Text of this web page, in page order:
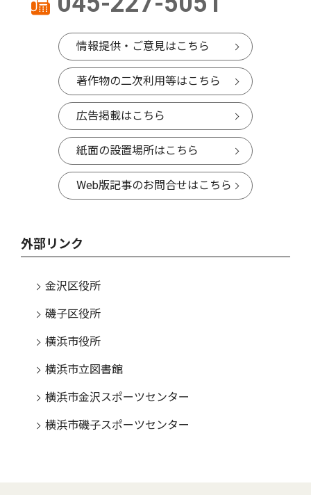
情報提供・ご意見はこちら
著作物の二次利用等はこちら
広告掲載はこちら
紙面の設置場所はこちら
Web版記事のお問合せはこちら
外部リンク
金沢区役所
磯子区役所
横浜市役所
横浜市立図書館
横浜市金沢スポーツセンター
横浜市磯子スポーツセンター